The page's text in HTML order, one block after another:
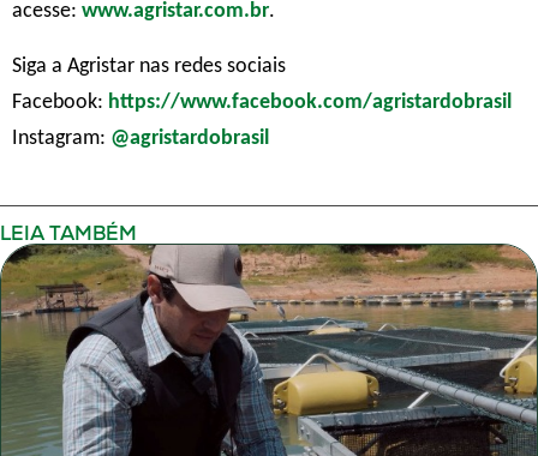
acesse: www.agristar.com.br.
Siga a Agristar nas redes sociais
Facebook: https://www.facebook.com/agristardobrasil
Instagram: @agristardobrasil
LEIA TAMBÉM